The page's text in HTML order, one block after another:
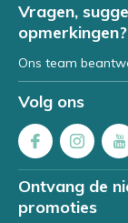
Vragen,
opmerkingen?
Ons team
Volg ons
Ontvang de
promoties